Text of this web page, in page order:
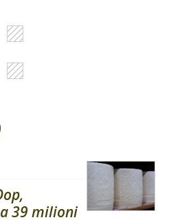
39 milioni